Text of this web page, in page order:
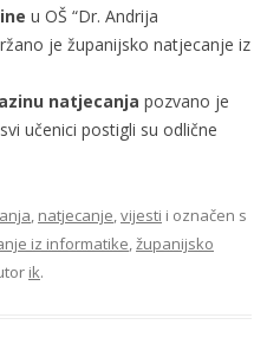
u OŠ “Dr. Andrija
je županijsko natjecanje iz
natjecanja pozvano je
učenici postigli su odlične
, natjecanje,vijesti i označen s
iz informatike,županijsko
ik.